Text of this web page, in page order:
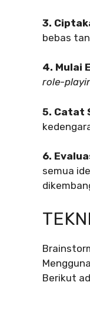
3.
bebas
4. Mulai
role-
5. Catat
6.
semua
Berikut